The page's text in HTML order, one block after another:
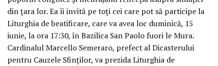
din țara lor. Ea îi invită pe toți cei care pot să participe la
Liturghia de beatificare, care va avea loc duminică, 15
iunie, la ora 17:30, în Bazilica San Paolo fuori le Mura.
Cardinalul Marcello Semeraro, prefect al Dicasterului
pentru Cauzele Sfinților, va prezida Liturghia de